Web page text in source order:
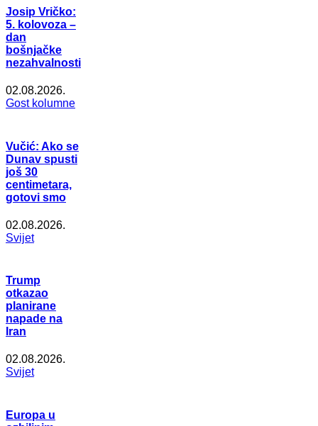
Josip Vričko:
5. kolovoza –
dan
bošnjačke
nezahvalnosti
02.08.2026.
Gost kolumne
Vučić: Ako se
Dunav spusti
još 30
centimetara,
gotovi smo
02.08.2026.
Svijet
Trump
otkazao
planirane
napade na
Iran
02.08.2026.
Svijet
Europa u